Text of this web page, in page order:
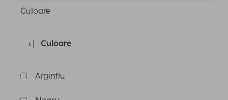
Culoare
Culoare
Argintiu